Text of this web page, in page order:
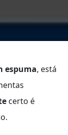
espuma, está
certo é